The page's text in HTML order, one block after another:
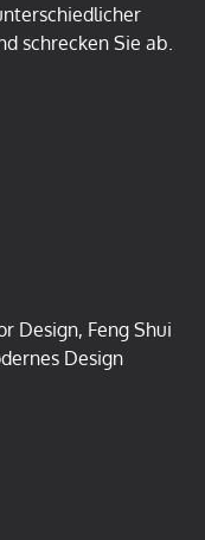
schrecken Sie ab.
Design, Feng Shui
Design